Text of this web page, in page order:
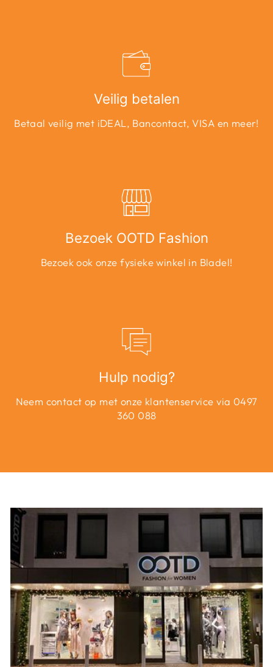
Veilig betalen
Betaal veilig met iDEAL, Bancontact, VISA en meer!
Bezoek OOTD Fashion
Bezoek ook onze fysieke winkel in Bladel!
Hulp nodig?
Neem contact op met onze klantenservice via 0497
360 088